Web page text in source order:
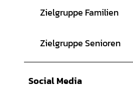
Zielgruppe Familien
Zielgruppe Senioren
Social Media